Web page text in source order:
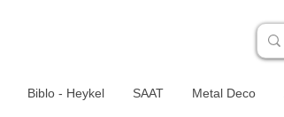
Biblo - Heykel SAAT Metal Deco